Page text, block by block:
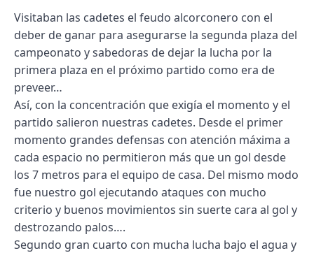
Visitaban las cadetes el feudo alcorconero con el
deber de ganar para asegurarse la segunda plaza del
campeonato y sabedoras de dejar la lucha por la
primera plaza en el próximo partido como era de
preveer…
Así, con la concentración que exigía el momento y el
partido salieron nuestras cadetes. Desde el primer
momento grandes defensas con atención máxima a
cada espacio no permitieron más que un gol desde
los 7 metros para el equipo de casa. Del mismo modo
fue nuestro gol ejecutando ataques con mucho
criterio y buenos movimientos sin suerte cara al gol y
destrozando palos….
Segundo gran cuarto con mucha lucha bajo el agua y